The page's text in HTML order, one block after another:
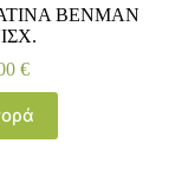
ΒΕΝΜΑΝ
€